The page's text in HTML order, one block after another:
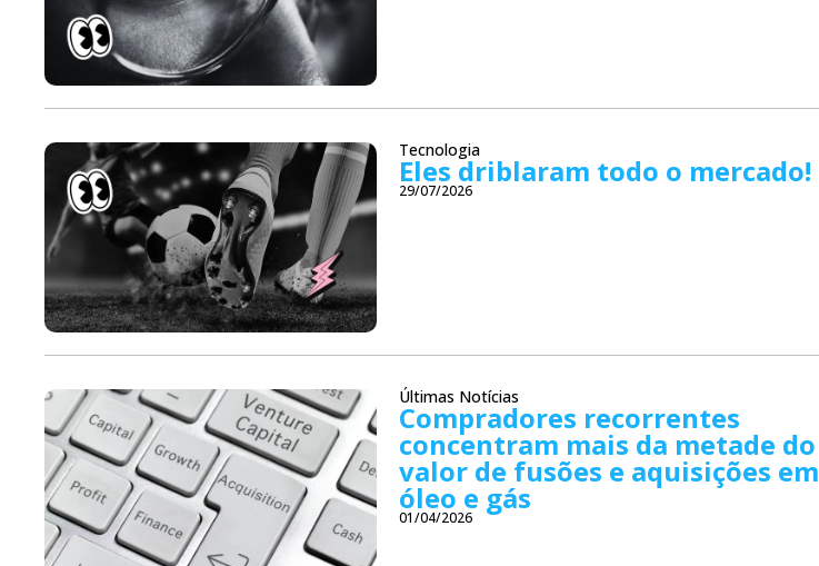
Tecnologia
Eles driblaram todo o mercado!
29/07/2026
Últimas Notícias
Compradores recorrentes
concentram mais da metade do
valor de fusões e aquisições em
óleo e gás
01/04/2026